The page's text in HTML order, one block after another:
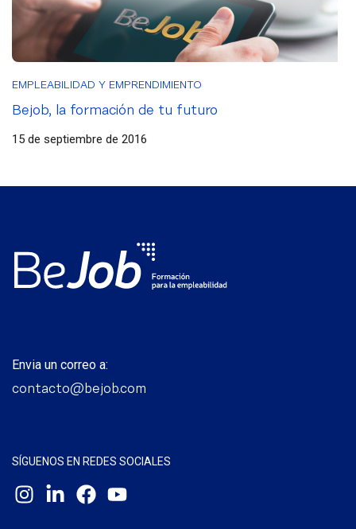
EMPLEABILIDAD Y EMPRENDIMIENTO
Bejob, la formación de tu futuro
15 de septiembre de 2016
Envia un correo a:
contacto@bejob.com
SÍGUENOS EN REDES SOCIALES